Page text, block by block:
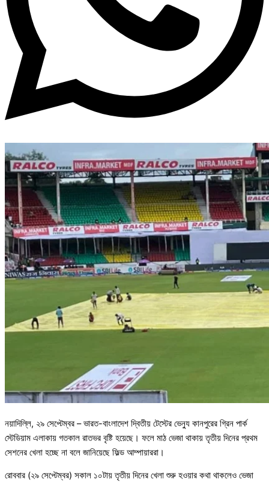
নয়াদিল্লি, ২৯ সেপ্টেম্বর – ভারত-বাংলাদেশ দ্বিতীয় টেস্টের ভেন্যু কানপুরের গ্রিন পার্ক
স্টেডিয়াম এলাকায় গতকাল রাতভর বৃষ্টি হয়েছে। ফলে মাঠ ভেজা থাকায় তৃতীয় দিনের প্রথম
সেশনের খেলা হচ্ছে না বলে জানিয়েছে ফিল্ড আম্পায়াররা।
রোববার (২৯ সেপ্টেম্বর) সকাল ১০টায় তৃতীয় দিনের খেলা শুরু হওয়ার কথা থাকলেও ভেজা